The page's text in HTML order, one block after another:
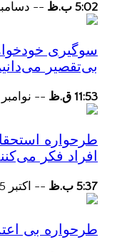
5:02 ب.ظ -- دسامبر 8,
سوگیری
بی‌تقصیر
11:53 ق.ظ -- نوامبر 19, 2025
طرحواره
افراد فکر
5:37 ب.ظ -- اکتبر 25, 2025
طرحواره بی